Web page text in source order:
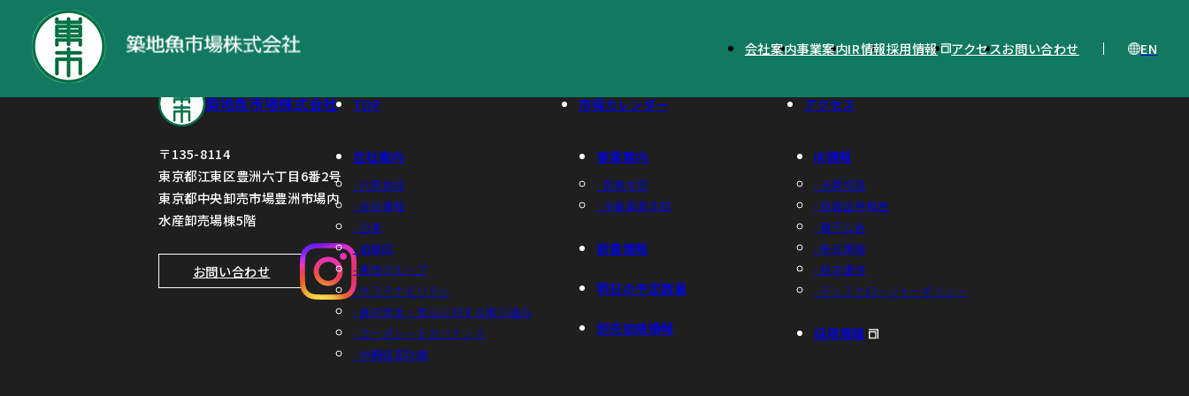
会社案内事業案内IR情報採用情報 アクセスお問い合わせ EN
特別利益の計上に関するお知らせ
築地魚市場株式会社
〒135-8114
東京都江東区豊洲六丁目6番2号
東京都中央卸売市場豊洲市場内
水産卸売場棟5階
お問い合わせ
TOP 市場カレンダー アクセス
会社案内
- 代表挨拶
- 会社情報
- 沿革
- 組織図
- 東市グループ
- サステナビリティ
- 食の安全・安心に対する取り組み
- コーポレートガバナンス
- 中期経営計画
事業案内
- 営業本部
- 冷蔵事業本部
新着情報
明日の予定数量
卸売価格情報
IR情報
- 決算短信
- 有価証券報告
- 電子公告
- 株式情報
- 株主優待
- ディスクロージャーポリシー
採用情報